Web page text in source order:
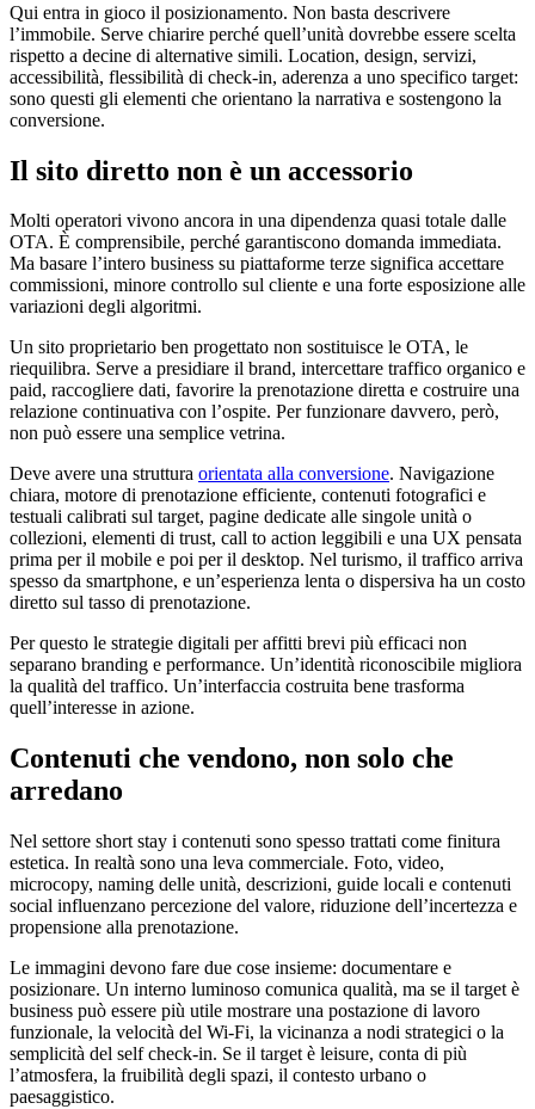
Qui entra in gioco il posizionamento. Non basta descrivere
l’immobile. Serve chiarire perché quell’unità dovrebbe essere scelta
rispetto a decine di alternative simili. Location, design, servizi,
accessibilità, flessibilità di check-in, aderenza a uno specifico target:
sono questi gli elementi che orientano la narrativa e sostengono la
conversione.
Il sito diretto non è un accessorio
Molti operatori vivono ancora in una dipendenza quasi totale dalle
OTA. È comprensibile, perché garantiscono domanda immediata.
Ma basare l’intero business su piattaforme terze significa accettare
commissioni, minore controllo sul cliente e una forte esposizione alle
variazioni degli algoritmi.
Un sito proprietario ben progettato non sostituisce le OTA, le
riequilibra. Serve a presidiare il brand, intercettare traffico organico e
paid, raccogliere dati, favorire la prenotazione diretta e costruire una
relazione continuativa con l’ospite. Per funzionare davvero, però,
non può essere una semplice vetrina.
Deve avere una struttura orientata alla conversione. Navigazione
chiara, motore di prenotazione efficiente, contenuti fotografici e
testuali calibrati sul target, pagine dedicate alle singole unità o
collezioni, elementi di trust, call to action leggibili e una UX pensata
prima per il mobile e poi per il desktop. Nel turismo, il traffico arriva
spesso da smartphone, e un’esperienza lenta o dispersiva ha un costo
diretto sul tasso di prenotazione.
Per questo le strategie digitali per affitti brevi più efficaci non
separano branding e performance. Un’identità riconoscibile migliora
la qualità del traffico. Un’interfaccia costruita bene trasforma
quell’interesse in azione.
Contenuti che vendono, non solo che
arredano
Nel settore short stay i contenuti sono spesso trattati come finitura
estetica. In realtà sono una leva commerciale. Foto, video,
microcopy, naming delle unità, descrizioni, guide locali e contenuti
social influenzano percezione del valore, riduzione dell’incertezza e
propensione alla prenotazione.
Le immagini devono fare due cose insieme: documentare e
posizionare. Un interno luminoso comunica qualità, ma se il target è
business può essere più utile mostrare una postazione di lavoro
funzionale, la velocità del Wi-Fi, la vicinanza a nodi strategici o la
semplicità del self check-in. Se il target è leisure, conta di più
l’atmosfera, la fruibilità degli spazi, il contesto urbano o
paesaggistico.